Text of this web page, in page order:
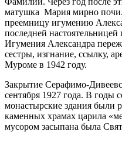
матушка Мария мирно
преемницу игумению
последней
Игумения Александра
сестры, изгнание, ссылку,
Муроме в 1942 году.
Закрытие Серафимо-
сентября 1927 года. В годы
монастырские здания были
каменных храмах царила
мусором засыпана была